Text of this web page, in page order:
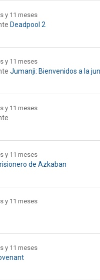
y 11 meses
Deadpool 2
y 11 meses
Jumanji: Bienvenidos a la
y 11 meses
y 11 meses
de Azkaban
y 11 meses
y 11 meses